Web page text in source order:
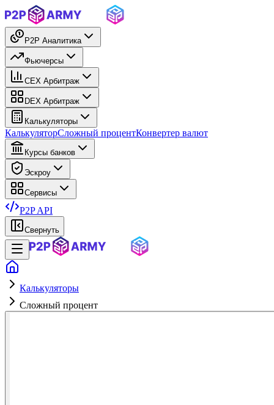
P2P Аналитика
Фьючерсы
CEX Арбитраж
DEX Арбитраж
Калькуляторы
КалькуляторСложный процентКонвертер валют
Курсы банков
Эскроу
Сервисы
P2P API
Свернуть
Калькуляторы
Сложный процент